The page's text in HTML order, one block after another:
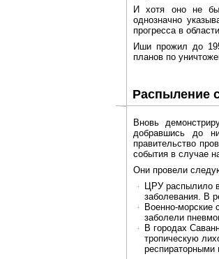
И хотя оно не
однозначно
прогресса в
Иши прожил до
планов по
Распыление
Вновь
добравшись до
правительство
события в случае
Они провели
ЦРУ распылило
заболевания. В
Военно-морские
заболели
В городах
тропическую